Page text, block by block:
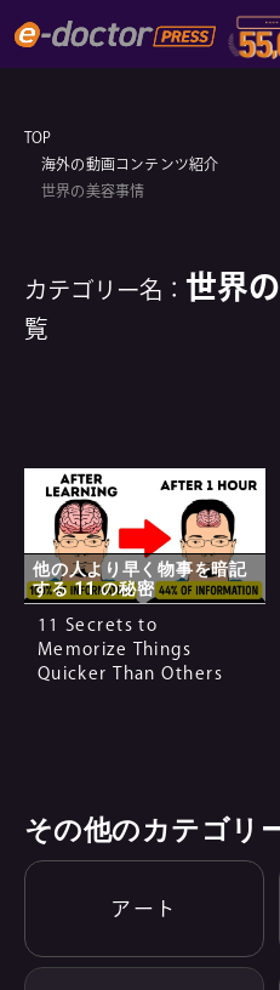
TOP
海外の動画コンテンツ紹介
世界の美容事情
カテゴリー名： 世界
覧
他の人より早く物事を暗記
する 11 の秘密
11 Secrets to
Memorize Things
Quicker Than Others
その他のカテゴリ
アート